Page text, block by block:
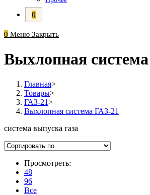
0
0 Меню Закрыть
Выхлопная
Главная>
Товары>
ГАЗ-21>
Выхлопная система ГАЗ-21
система выпуска газа
Просмотреть:
48
96
Все